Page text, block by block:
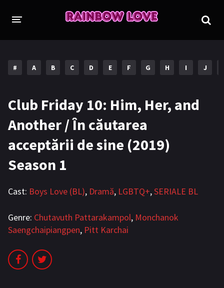
PROIECTE
ANIME FILME
EMISIUNI
ÎN LUCRU
COLECȚII LGBTQ
BL Thailanda BL Coreea de Sud
BL Japonia BL Taiwan
Bromance / BL China BL Vietnam
BL Philipine
# A B C D E F G H I J
Club Friday 10: Him, Her, and
Another / În căutarea
acceptării de sine (2019)
Season 1
Cast: Boys Love (BL), Dramă, LGBTQ+,SERIALE BL
Genre: Chutavuth Pattarakampol, Monchanok
Saengchaipiangpen, Pitt Karchai